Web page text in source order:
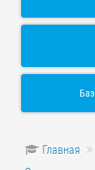
Главная